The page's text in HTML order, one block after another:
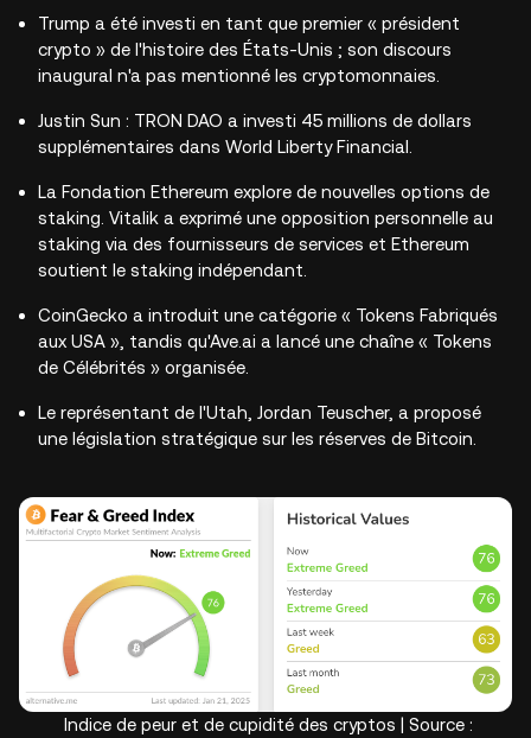
Trump a été investi en tant que premier « président
crypto » de l'histoire des États-Unis ; son discours
inaugural n'a pas mentionné les cryptomonnaies.
Justin Sun : TRON DAO a investi 45 millions de dollars
supplémentaires dans World Liberty Financial.
La Fondation Ethereum explore de nouvelles options de
staking. Vitalik a exprimé une opposition personnelle au
staking via des fournisseurs de services et Ethereum
soutient le staking indépendant.
CoinGecko a introduit une catégorie « Tokens Fabriqués
aux USA », tandis qu'Ave.ai a lancé une chaîne « Tokens
de Célébrités » organisée.
Le représentant de l'Utah, Jordan Teuscher, a proposé
une législation stratégique sur les réserves de Bitcoin.
Indice de peur et de cupidité des cryptos | Source :